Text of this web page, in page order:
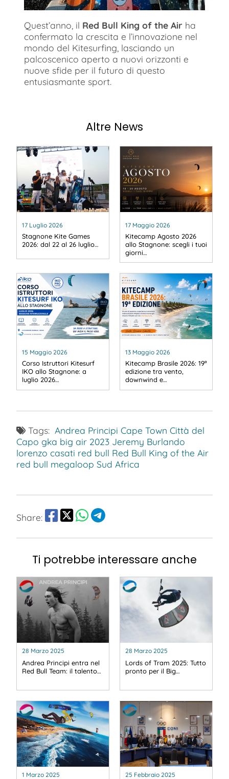
Quest’anno, il Red Bull King of the Air ha
confermato la crescita e l’innovazione nel
mondo del Kitesurfing, lasciando un
palcoscenico aperto a nuovi orizzonti e
nuove sfide per il futuro di questo
entusiasmante sport.
Altre News
17 Luglio 2026
Stagnone Kite Games
2026: dal 22 al 26 luglio…
17 Maggio 2026
Kitecamp Agosto 2026
allo Stagnone: scegli i tuoi
giorni…
15 Maggio 2026
Corso Istruttori Kitesurf
IKO allo Stagnone: a
luglio 2026…
13 Maggio 2026
Kitecamp Brasile 2026: 19ª
edizione tra vento,
downwind e…
Tags: Andrea Principi Cape Town Città del
Capo gka big air 2023 Jeremy Burlando
lorenzo casati red bull Red Bull King of the Air
red bull megaloop Sud Africa
Share:
Ti potrebbe interessare anche
28 Marzo 2025
Andrea Principi entra nel
Red Bull Team: il talento…
28 Marzo 2025
Lords of Tram 2025: Tutto
pronto per il Big…
1 Marzo 2025 25 Febbraio 2025